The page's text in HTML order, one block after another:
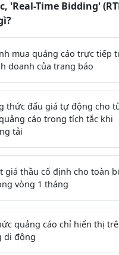
'Real-Time Bidding'
mua quảng cáo trực tiếp
doanh của trang báo
thức đấu giá tự động cho
cáo trong tích tắc khi
tải
giá thầu cố định cho toàn
vòng 1 tháng
quảng cáo chỉ hiển thị
di động